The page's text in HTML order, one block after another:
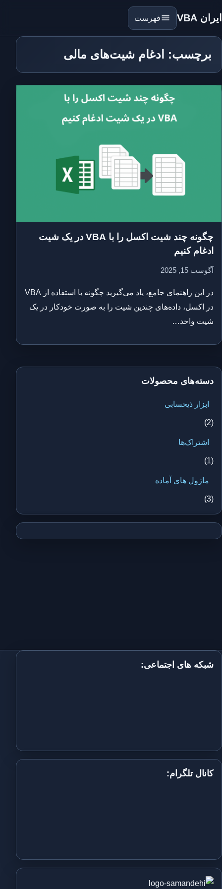
ایران VBA فهرست
برچسب: ادغام شیت‌های مالی
چگونه چند شیت اکسل را با VBA در یک شیت
ادغام کنیم
آگوست 15, 2025
در این راهنمای جامع، یاد می‌گیرید چگونه با استفاده از VBA
در اکسل، داده‌های چندین شیت را به صورت خودکار در یک
شیت واحد…
دسته‌های محصولات
ابزار ذیحسابی
(2)
اشتراک‌ها
(1)
ماژول های آماده
(3)
شبکه های اجتماعی:
کانال تلگرام: